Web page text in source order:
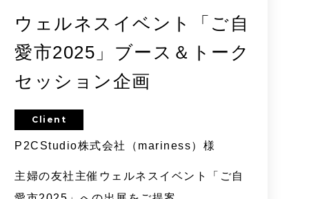
ウェルネスイベント「ご自
愛市2025」ブース＆トーク
セッション企画
Client
P2CStudio株式会社（mariness）様
主婦の友社主催ウェルネスイベント「ご自